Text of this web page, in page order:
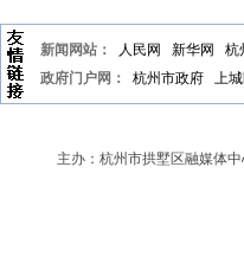
新闻网站： 人民网 新华网 杭
政府门户网：
杭州市政府 上
主办：杭州市拱墅区融媒体